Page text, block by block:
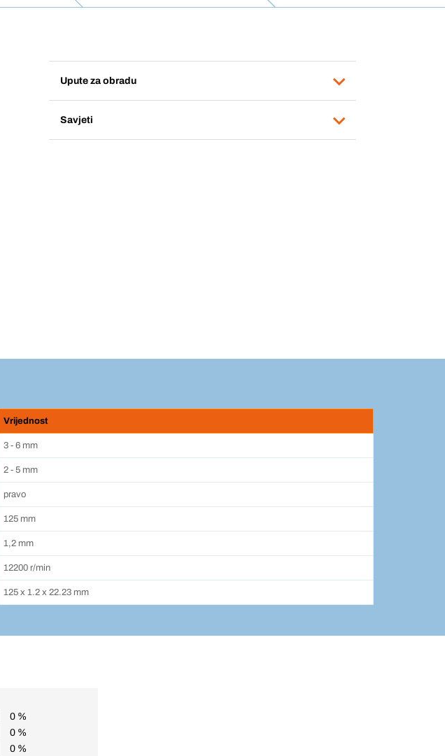
Upute za obradu
Savjeti
Vrijednost
3 - 6 mm
2 - 5 mm
pravo
125 mm
1,2 mm
12200 r/min
125 x 1.2 x 22.23 mm
0 %
0 %
0 %